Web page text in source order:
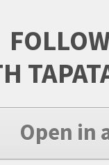
Open in